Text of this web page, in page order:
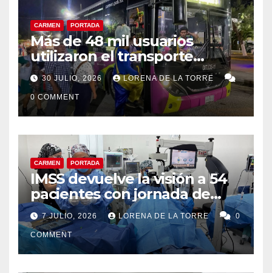
CARMEN PORTADA
Más de 48 mil usuarios
utilizaron el transporte
“Amor por Carmen” durante
la Feria Carmen 2026
30 JULIO, 2026 LORENA DE LA TORRE
0 COMMENT
CARMEN PORTADA
IMSS devuelve la visión a 54
pacientes con jornada de
cirugías de cataratas en
Ciudad del Carmen
7 JULIO, 2026 LORENA DE LA TORRE 0
COMMENT